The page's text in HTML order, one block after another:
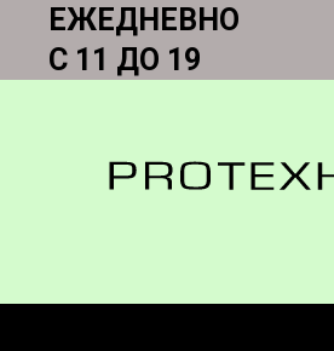
ЕЖЕДНЕВНО
С 11 ДО 19